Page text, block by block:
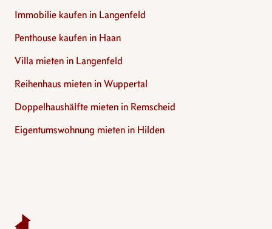
Immobilie kaufen in Langenfeld
Penthouse kaufen in Haan
Villa mieten in Langenfeld
Reihenhaus mieten in Wuppertal
Doppelhaushälfte mieten in Remscheid
Eigentumswohnung mieten in Hilden